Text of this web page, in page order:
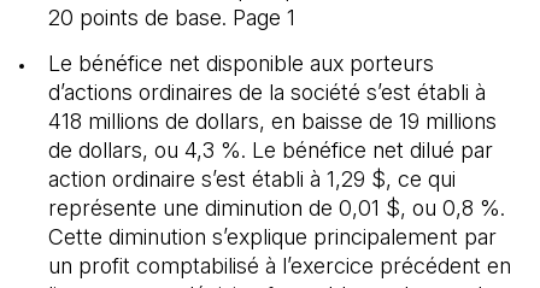
20 points de base. Page 1
Le bénéfice net disponible aux porteurs
d’actions ordinaires de la société s’est établi à
418 millions de dollars, en baisse de 19 millions
de dollars, ou 4,3 %. Le bénéfice net dilué par
action ordinaire s’est établi à 1,29 $, ce qui
représente une diminution de 0,01 $, ou 0,8 %.
Cette diminution s’explique principalement par
un profit comptabilisé à l’exercice précédent en